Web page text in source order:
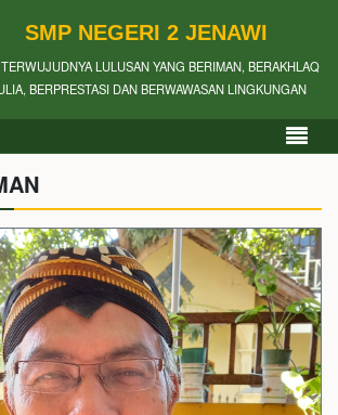
SMP NEGERI 2 JENAWI
LULUSAN YANG BERIMAN, BERAKHLAQ
BERPRESTASI DAN BERWAWASAN LINGKUNGAN